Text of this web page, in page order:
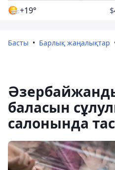
+19° $
Басты Барлық жаңалықтар
баласын
салонында